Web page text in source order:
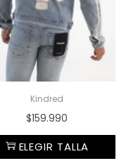
Kindred
$159.990
ELEGIR TALLA